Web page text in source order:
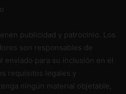
publicidad y patrocinio. Los
son responsables de
enviado para su inclusión en el
requisitos legales y
ningún material objetable,